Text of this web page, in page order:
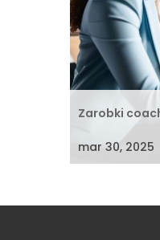
Zarobki
mar 30, 2025